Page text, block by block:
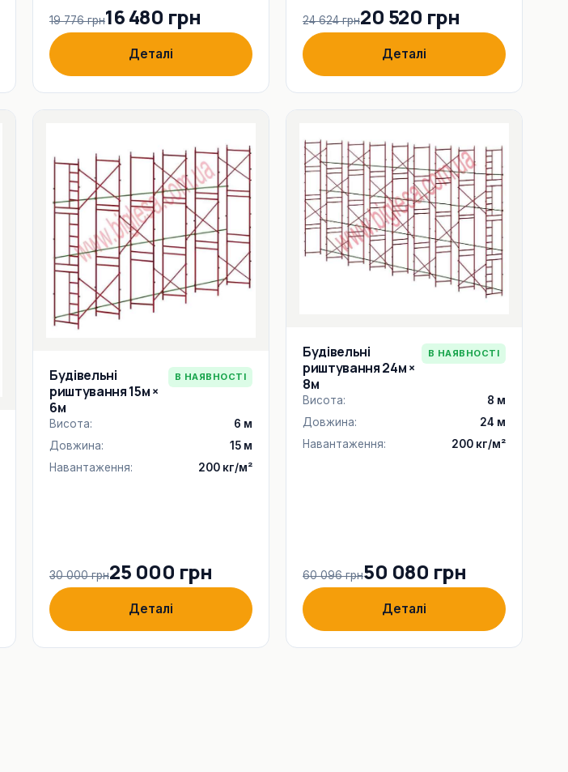
19 776 грн16 480 грн
Деталі
24 624 грн20 520 грн
Деталі
Будівельні
риштування 15м ×
6м
В НАЯВНОСТІ
Висота:
6 м
Довжина:
15 м
Навантаження:
200 кг/м²
30 000 грн25 000 грн
Деталі
Будівельні
риштування 24м ×
8м
В НАЯВНОСТІ
Висота:
8 м
Довжина:
24 м
Навантаження:
200 кг/м²
60 096 грн50 080 грн
Деталі